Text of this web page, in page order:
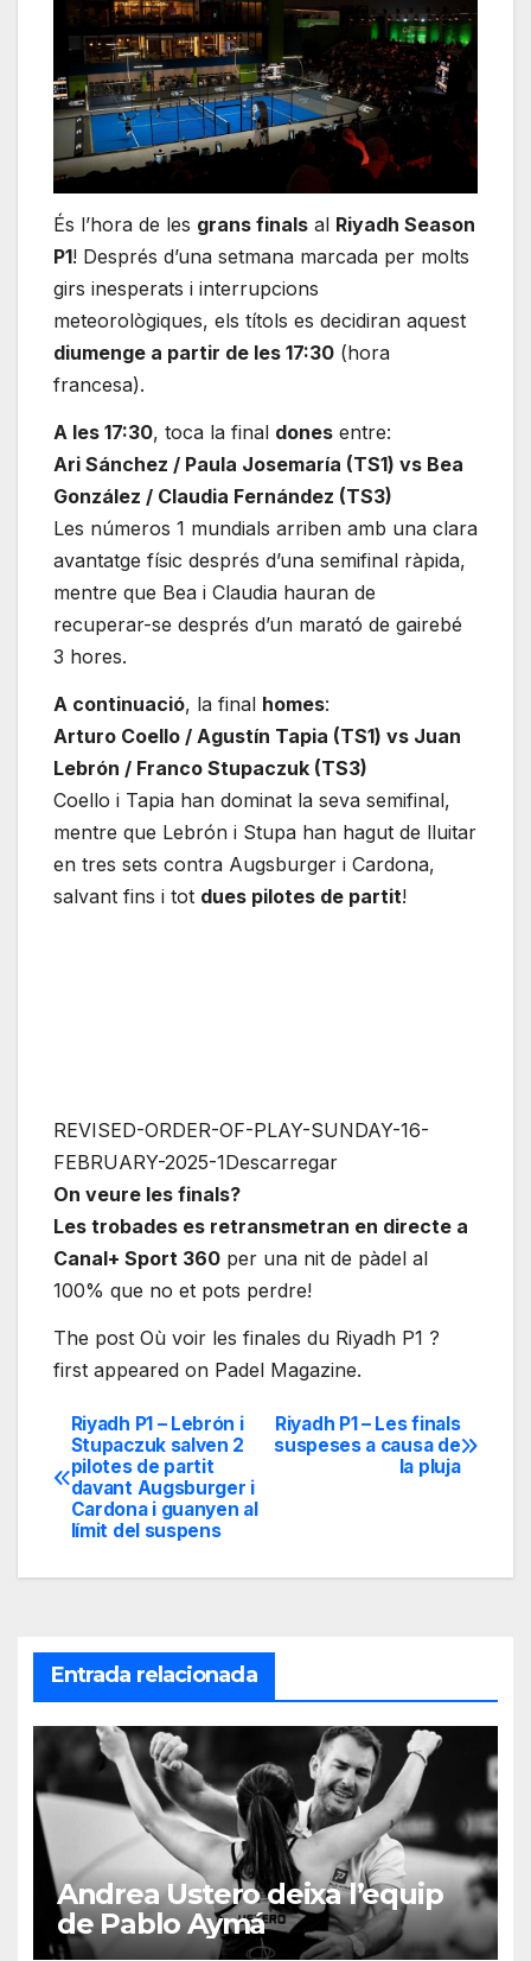
És l’hora de les grans finals al Riyadh Season
P1! Després d’una setmana marcada per molts
girs inesperats i interrupcions
meteorològiques, els títols es decidiran aquest
diumenge a partir de les 17:30 (hora
francesa).
A les 17:30, toca la final dones entre:
Ari Sánchez / Paula Josemaría (TS1) vs Bea
González / Claudia Fernández (TS3)
Les números 1 mundials arriben amb una clara
avantatge físic després d’una semifinal ràpida,
mentre que Bea i Claudia hauran de
recuperar-se després d’un marató de gairebé
3 hores.
A continuació, la final homes:
Arturo Coello / Agustín Tapia (TS1) vs Juan
Lebrón / Franco Stupaczuk (TS3)
Coello i Tapia han dominat la seva semifinal,
mentre que Lebrón i Stupa han hagut de lluitar
en tres sets contra Augsburger i Cardona,
salvant fins i tot dues pilotes de partit!
REVISED-ORDER-OF-PLAY-SUNDAY-16-
FEBRUARY-2025-1Descarregar
On veure les finals?
Les trobades es retransmetran en directe a
Canal+ Sport 360 per una nit de pàdel al
100% que no et pots perdre!
The post Où voir les finales du Riyadh P1 ?
first appeared on Padel Magazine.
Navegación
de
entradas
Riyadh P1 – Les finals
suspeses a causa de
la pluja
Riyadh P1 – Lebrón i
Stupaczuk salven 2
pilotes de partit
davant Augsburger i
Cardona i guanyen al
límit del suspens
Entrada relacionada
Andrea Ustero deixa l’equip
de Pablo Aymá